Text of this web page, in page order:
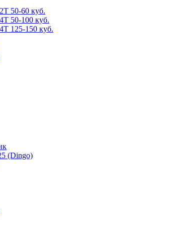
50-60 куб.
50-100 куб.
125-150 куб.
(Dingo)